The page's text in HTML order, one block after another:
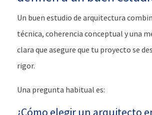
Un buen estudio de arquitectura
técnica, coherencia conceptual y una
clara que asegure que tu proyecto se
rigor.
Una pregunta habitual es:
¿Cómo elegir un arquitecto